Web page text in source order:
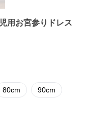
用お宮参りドレス
80cm 90cm